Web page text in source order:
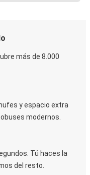
más de 8.000
y espacio extra
modernos.
Tú haces la
del resto.